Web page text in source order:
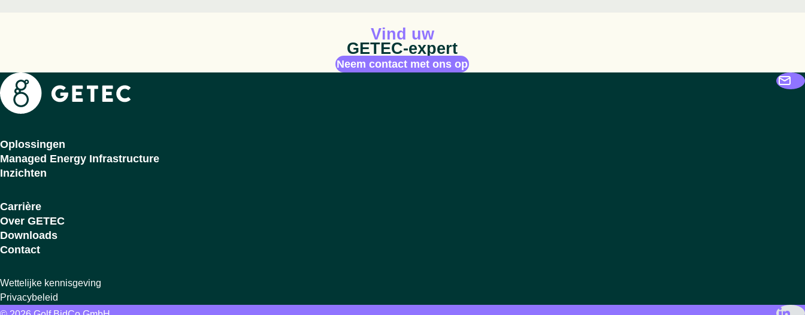
Vind uw
GETEC-expert
Neem contact met ons op
Getec
Oplossingen
Managed Energy Infrastructure
Inzichten
Carrière
Over GETEC
Downloads
Contact
Wettelijke kennisgeving
Privacybeleid